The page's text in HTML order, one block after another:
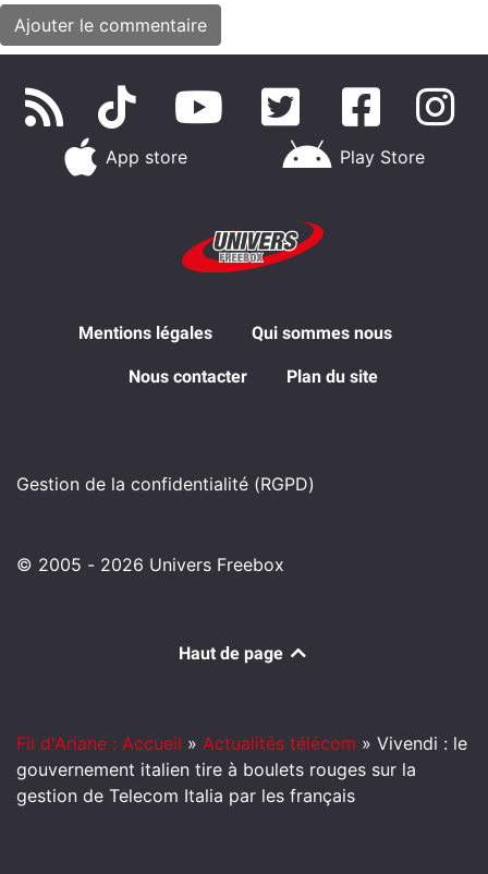
App store Play Store
Mentions légales Qui sommes nous
Nous contacter Plan du site
Gestion de la confidentialité (RGPD)
© 2005 - 2026 Univers Freebox
Haut de page
Fil d'Ariane : Accueil » Actualités télécom » Vivendi : le
gouvernement italien tire à boulets rouges sur la
gestion de Telecom Italia par les français